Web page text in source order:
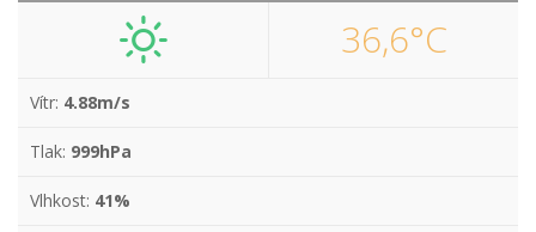
36,6°C
Vítr: 4.88m/s
Tlak: 999hPa
Vlhkost: 41%